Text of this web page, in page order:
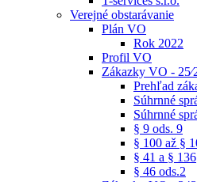
Verejné obstarávanie
Plán VO
Rok 2022
Profil VO
Zákazky VO -
Prehľad
Súhrnné
Súhrnné
§ 9 ods. 9
§ 100 až §
§ 41 a § 136
§ 46 ods.2